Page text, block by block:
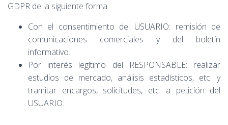
GDPR de la siguiente forma:
Con el consentimiento del USUARIO: remisión de
comunicaciones comerciales y del boletín
informativo.
Por interés legítimo del RESPONSABLE: realizar
estudios de mercado, análisis estadísticos, etc. y
tramitar encargos, solicitudes, etc. a petición del
USUARIO.